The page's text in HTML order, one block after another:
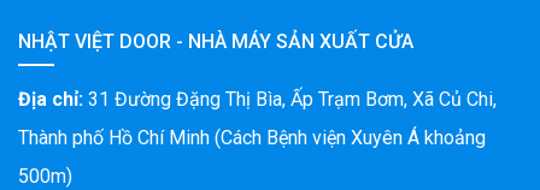
NHẬT VIỆT DOOR - NHÀ MÁY SẢN XUẤT CỬA
Địa chỉ: 31 Đường Đặng Thị Bìa, Ấp Trạm Bơm, Xã Củ Chi,
Thành phố Hồ Chí Minh (Cách Bệnh viện Xuyên Á khoảng
500m)